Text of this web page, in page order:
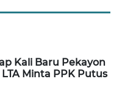
Kali Baru Pekayon
Minta PPK Putus